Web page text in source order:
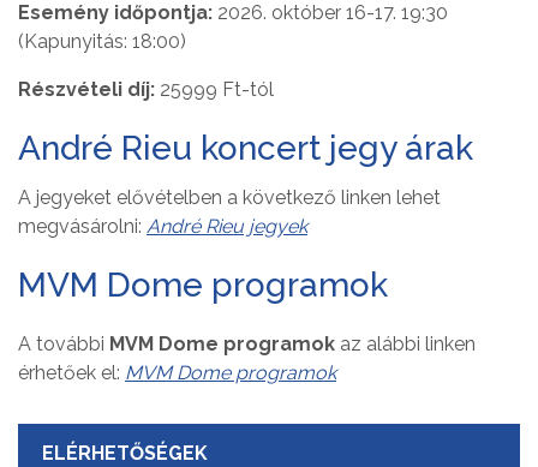
Esemény időpontja: 2026. október 16-17. 19:30
(Kapunyitás: 18:00)
Részvételi díj: 25999 Ft-tól
André Rieu koncert jegy árak
A jegyeket elővételben a következő linken lehet
megvásárolni: André Rieu jegyek
MVM Dome programok
A további MVM Dome programok az alábbi linken
érhetőek el: MVM Dome programok
ELÉRHETŐSÉGEK